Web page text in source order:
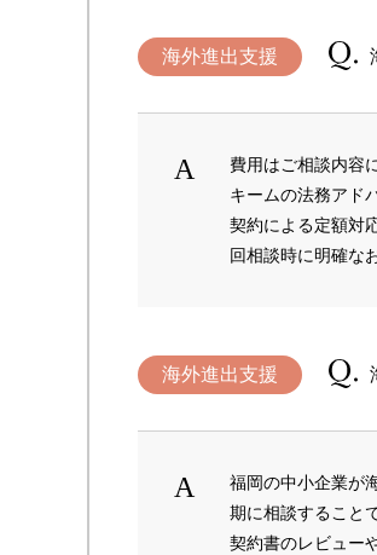
海外進出支援
費用はご相談内容
キームの法務アド
契約による定額対
回相談時に明確な
海外進出支援
福岡の中小企業が
期に相談すること
契約書のレビュー